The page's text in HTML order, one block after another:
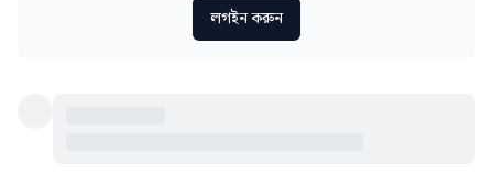
লগইন করুন